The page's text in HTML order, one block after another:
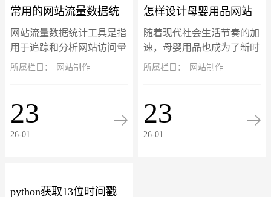
常用的网站流量数据统
计工具
网站流量数据统计工具是指
用于追踪和分析网站访问量
的工具。这些工具收集和分
量、用户行为、转化率等，
以帮助网站管理员...
所属栏目： 网站制作
23
26-01
怎样设计母婴用品网站
模板的横幅？
随着现代社会生活节奏的加
速，母婴用品也成为了新时
代的产品之一。因此，越来
新手妈妈都可以在网络上找
到适合自己和孩子...
所属栏目： 网站制作
23
26-01
python获取13位时间戳